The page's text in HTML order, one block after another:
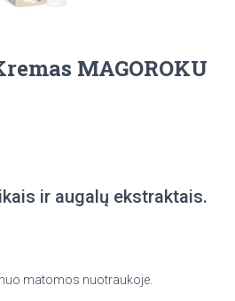
MAGOROKU
ir augalų ekstraktais.
matomos nuotraukoje.